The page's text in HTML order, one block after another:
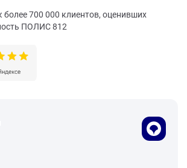
более 700 000 клиентов, оценивших
ПОЛИС 812